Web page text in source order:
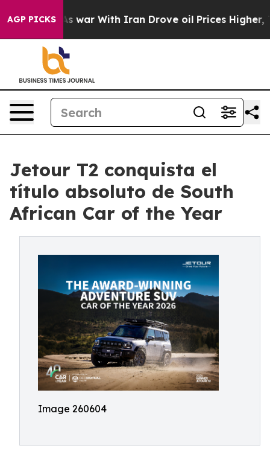
AGP PICKSAs war With Iran Drove oil Prices Higher,
Jetour T2 conquista el
título absoluto de South
African Car of the Year
Image 260604